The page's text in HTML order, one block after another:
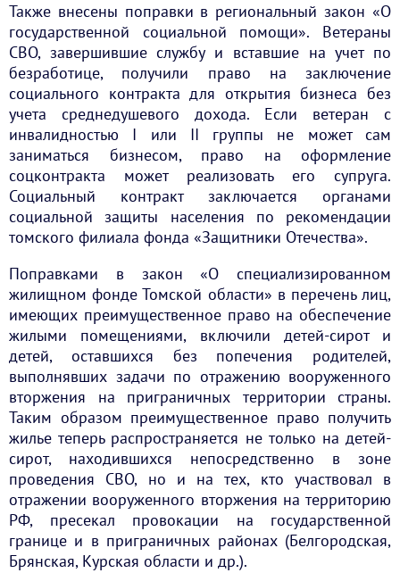
Также внесены поправки в региональный закон «О
государственной социальной помощи». Ветераны
СВО, завершившие службу и вставшие на учет по
безработице, получили право на заключение
социального контракта для открытия бизнеса без
учета среднедушевого дохода. Если ветеран с
инвалидностью I или II группы не может сам
заниматься бизнесом, право на оформление
соцконтракта может реализовать его супруга.
Социальный контракт заключается органами
социальной защиты населения по рекомендации
томского филиала фонда «Защитники Отечества».
Поправками в закон «О специализированном
жилищном фонде Томской области» в перечень лиц,
имеющих преимущественное право на обеспечение
жилыми помещениями, включили детей-сирот и
детей, оставшихся без попечения родителей,
выполнявших задачи по отражению вооруженного
вторжения на приграничных территории страны.
Таким образом преимущественное право получить
жилье теперь распространяется не только на детей-
сирот, находившихся непосредственно в зоне
проведения СВО, но и на тех, кто участвовал в
отражении вооруженного вторжения на территорию
РФ, пресекал провокации на государственной
границе и в приграничных районах (Белгородская,
Брянская, Курская области и др.).